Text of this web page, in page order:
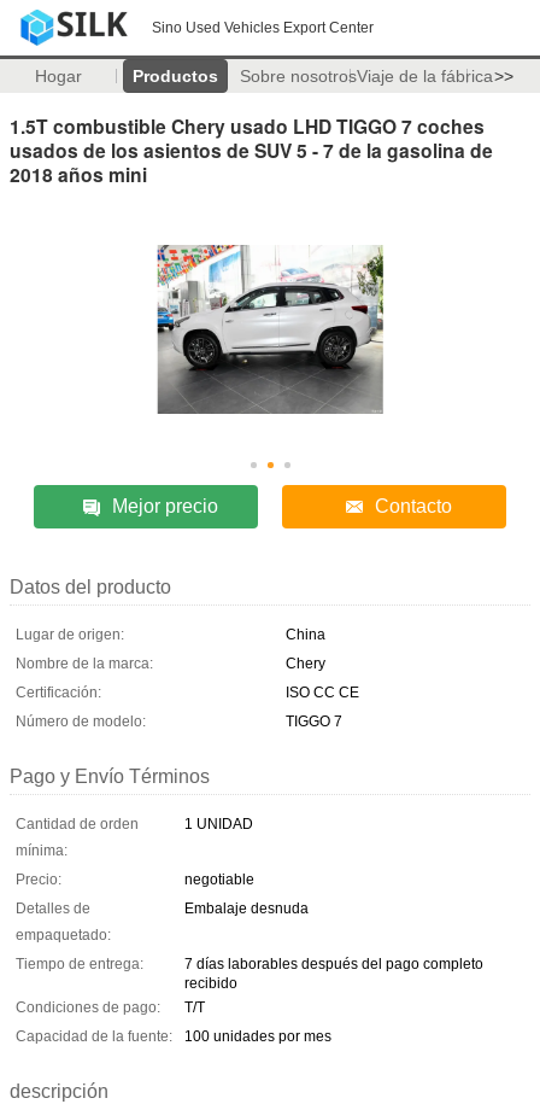
Sino Used Vehicles Export Center
Hogar Productos Sobre nosotrosViaje de la fábrica>>
1.5T combustible Chery usado LHD TIGGO 7 coches
usados de los asientos de SUV 5 - 7 de la gasolina de
2018 años mini
Mejor precio Contacto
Datos del producto
Lugar de origen:
China
Nombre de la marca:
Chery
Certificación:
ISO CC CE
Número de modelo:
TIGGO 7
Pago y Envío Términos
Cantidad de orden
mínima:
1 UNIDAD
Precio:
negotiable
Detalles de
empaquetado:
Embalaje desnuda
Tiempo de entrega:
7 días laborables después del pago completo
recibido
Condiciones de pago:
T/T
Capacidad de la fuente:
100 unidades por mes
descripción